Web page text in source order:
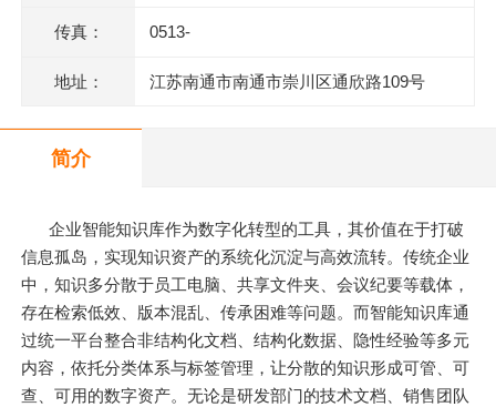
传真： 0513-
地址： 江苏南通市南通市崇川区通欣路109号
简介
企业智能知识库作为数字化转型的工具，其价值在于打破
信息孤岛，实现知识资产的系统化沉淀与高效流转。传统企业
中，知识多分散于员工电脑、共享文件夹、会议纪要等载体，
存在检索低效、版本混乱、传承困难等问题。而智能知识库通
过统一平台整合非结构化文档、结构化数据、隐性经验等多元
内容，依托分类体系与标签管理，让分散的知识形成可管、可
查、可用的数字资产。无论是研发部门的技术文档、销售团队